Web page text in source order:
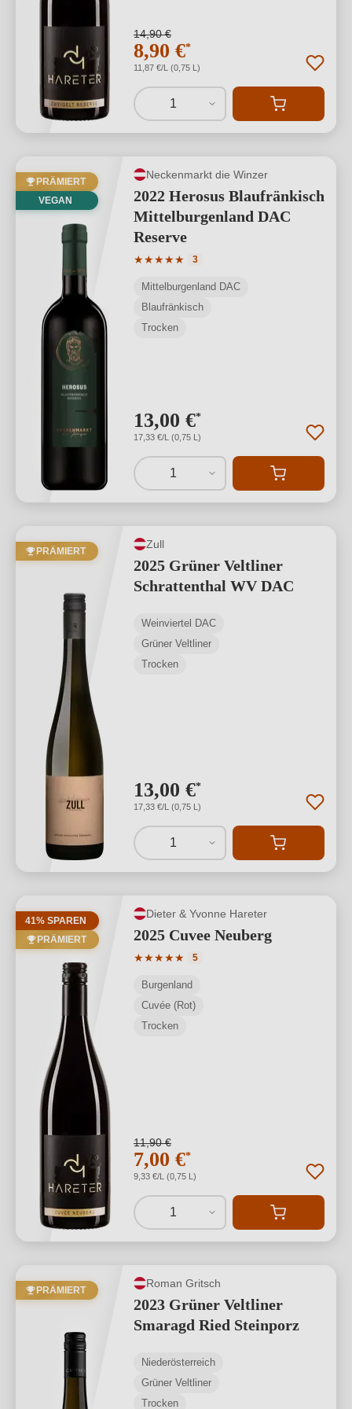
14,90 €
8,90 €*
11,87 €/L (0,75 L)
1
PRÄMIERT
VEGAN
Neckenmarkt die Winzer
2022 Herosus Blaufränkisch
Mittelburgenland DAC
Reserve
★★★★★
Durchschnittliche Bewertung von 5
3
Mittelburgenland DAC
Blaufränkisch
Trocken
13,00 €*
17,33 €/L (0,75 L)
1
PRÄMIERT
Zull
2025 Grüner Veltliner
Schrattenthal WV DAC
Weinviertel DAC
Grüner Veltliner
Trocken
13,00 €*
17,33 €/L (0,75 L)
1
41% SPAREN
PRÄMIERT
Dieter & Yvonne Hareter
2025 Cuvee Neuberg
★★★★★
Durchschnittliche Bewertung von 5
5
Burgenland
Cuvée (Rot)
Trocken
11,90 €
7,00 €*
9,33 €/L (0,75 L)
1
PRÄMIERT
Roman Gritsch
2023 Grüner Veltliner
Smaragd Ried Steinporz
Niederösterreich
Grüner Veltliner
Trocken